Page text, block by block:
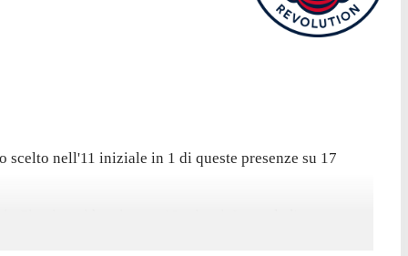
scelto nell'11 iniziale in 1 di queste presenze su 17